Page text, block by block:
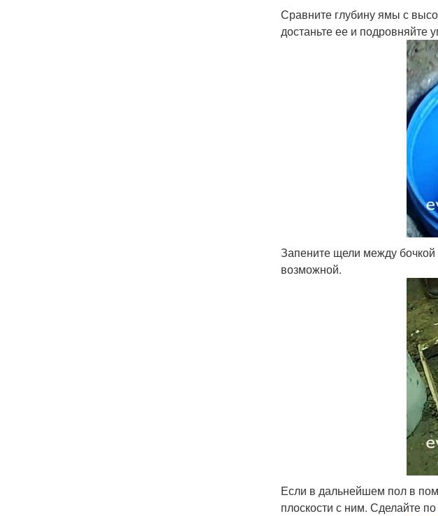
Сравните глубину ямы с
достаньте ее и подровняйте
Запените щели между
возможной.
Если в дальнейшем пол в
плоскости с ним. Сделайте